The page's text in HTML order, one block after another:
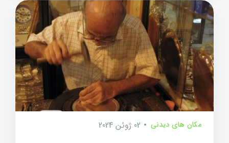
مکان های دیدنی 02 ژوئن 2024